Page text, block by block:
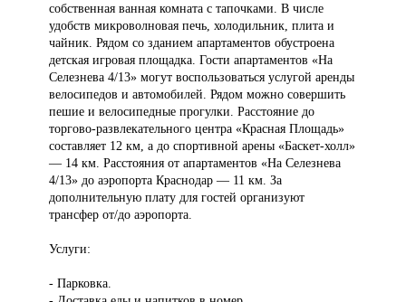
собственная ванная комната с тапочками. В числе
удобств микроволновая печь, холодильник, плита и
чайник. Рядом со зданием апартаментов обустроена
детская игровая площадка. Гости апартаментов «На
Селезнева 4/13» могут воспользоваться услугой аренды
велосипедов и автомобилей. Рядом можно совершить
пешие и велосипедные прогулки. Расстояние до
торгово-развлекательного центра «Красная Площадь»
составляет 12 км, а до спортивной арены «Баскет-холл»
— 14 км. Расстояния от апартаментов «На Селезнева
4/13» до аэропорта Краснодар — 11 км. За
дополнительную плату для гостей организуют
трансфер от/до аэропорта.
Услуги:
- Парковка.